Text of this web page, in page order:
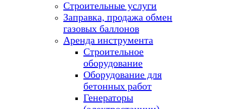
Строительные услуги
Заправка, продажа обмен
газовых баллонов
Аренда инструмента
Строительное
оборудование
Оборудование для
бетонных работ
Генераторы